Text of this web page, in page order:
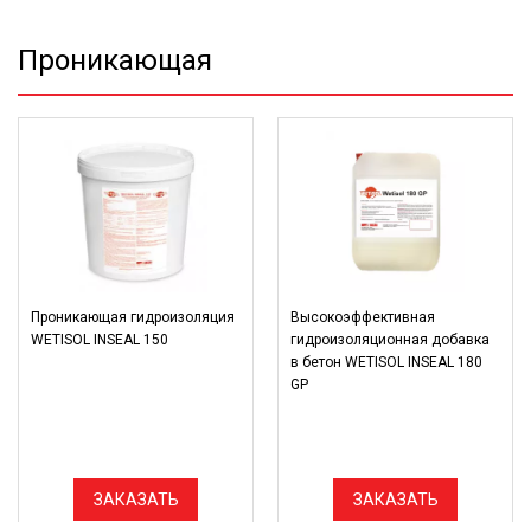
Проникающая
Проникающая гидроизоляция
WETISOL INSEAL 150
ЗАКАЗАТЬ
Высокоэффективная
гидроизоляционная добавка
в бетон WETISOL INSEAL 180
GP
ЗАКАЗАТЬ